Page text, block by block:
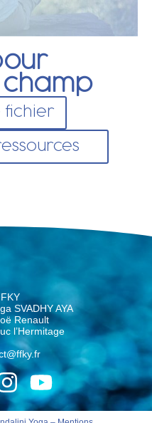
champ
fichier
SVADHY AYA
Renault
l’Hermitage